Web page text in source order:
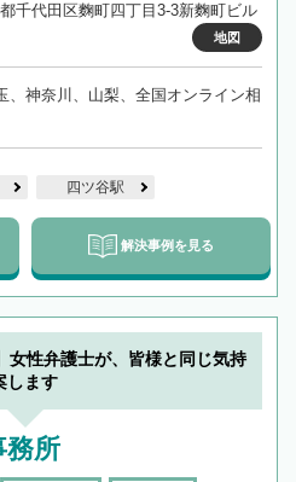
千代田区麴町四丁目3-3新麴町ビル
地図
、神奈川、山梨、全国オンライン相
四ツ谷駅
解決事例を見る
女性弁護士が、皆様と同じ気持
します
務所